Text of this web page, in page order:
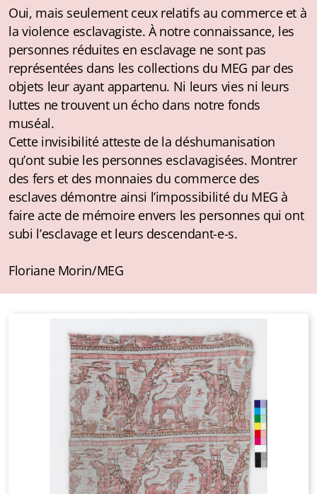
Oui, mais seulement ceux relatifs au commerce et à
la violence esclavagiste. À notre connaissance, les
personnes réduites en esclavage ne sont pas
représentées dans les collections du MEG par des
objets leur ayant appartenu. Ni leurs vies ni leurs
luttes ne trouvent un écho dans notre fonds
muséal.
Cette invisibilité atteste de la déshumanisation
qu’ont subie les personnes esclavagisées. Montrer
des fers et des monnaies du commerce des
esclaves démontre ainsi l’impossibilité du MEG à
faire acte de mémoire envers les personnes qui ont
subi l’esclavage et leurs descendant-e-s.
Floriane Morin/MEG